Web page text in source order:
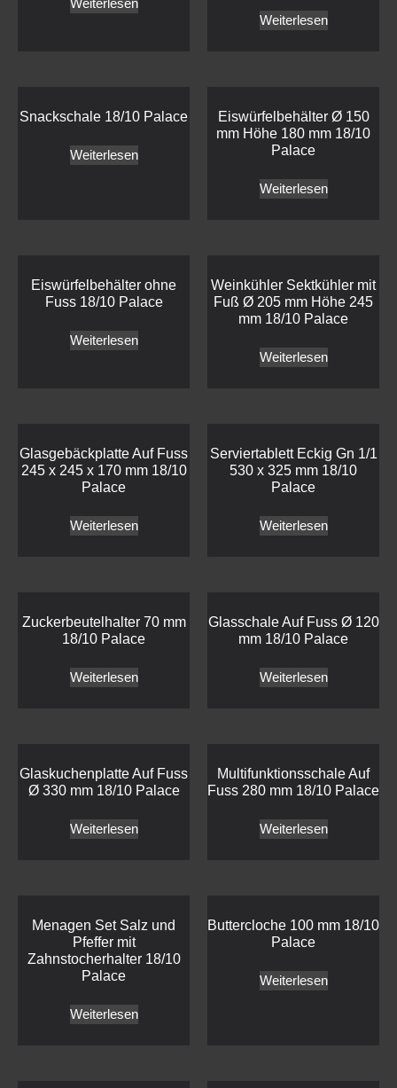
Weiterlesen
Weiterlesen
Snackschale 18/10 Palace
Weiterlesen
Eiswürfelbehälter Ø 150
mm Höhe 180 mm 18/10
Palace
Weiterlesen
Eiswürfelbehälter ohne
Fuss 18/10 Palace
Weiterlesen
Weinkühler Sektkühler mit
Fuß Ø 205 mm Höhe 245
mm 18/10 Palace
Weiterlesen
Glasgebäckplatte Auf Fuss
245 x 245 x 170 mm 18/10
Palace
Weiterlesen
Serviertablett Eckig Gn 1/1
530 x 325 mm 18/10
Palace
Weiterlesen
Zuckerbeutelhalter 70 mm
18/10 Palace
Weiterlesen
Glasschale Auf Fuss Ø 120
mm 18/10 Palace
Weiterlesen
Glaskuchenplatte Auf Fuss
Ø 330 mm 18/10 Palace
Weiterlesen
Multifunktionsschale Auf
Fuss 280 mm 18/10 Palace
Weiterlesen
Menagen Set Salz und
Pfeffer mit
Zahnstocherhalter 18/10
Palace
Weiterlesen
Buttercloche 100 mm 18/10
Palace
Weiterlesen